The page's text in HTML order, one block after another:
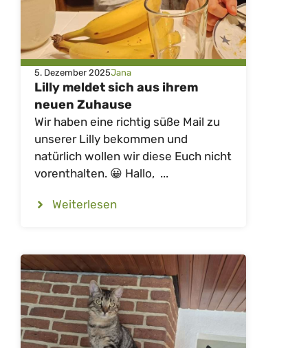
5. Dezember 2025Jana
Lilly meldet sich aus ihrem
neuen Zuhause
Wir haben eine richtig süße Mail zu
unserer Lilly bekommen und
natürlich wollen wir diese Euch nicht
vorenthalten. 😀 Hallo, ...
Weiterlesen